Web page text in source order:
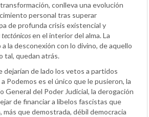
conlleva una evolución
personal tras superar
de profunda crisis existencial y
en el interior del alma. La
la desconexión con lo divino, de aquello
tal, quedan atrás.
dejarían de lado los vetos a partidos
Podemos es el único que le pusieron, la
General del Poder Judicial, la derogación
de financiar a libelos fascistas que
que demostrada, débil democracia